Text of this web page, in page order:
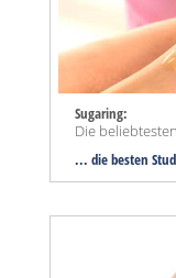
Sugaring:
Die
... die besten